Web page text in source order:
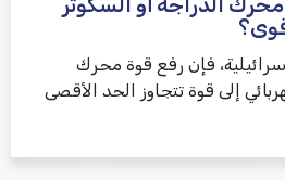
فإن رفع قوة محرك
إلى قوة تتجاوز الحد الأقصى